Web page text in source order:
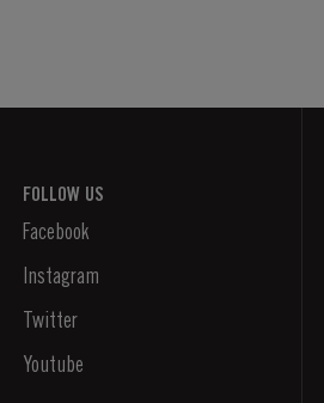
FOLLOW US
Facebook
Instagram
Twitter
Youtube